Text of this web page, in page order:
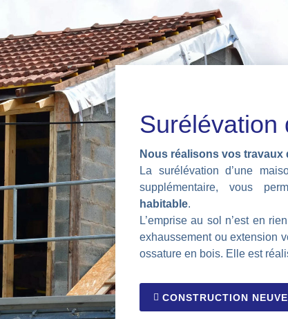
Surélévation
Nous réalisons vos travaux
La surélévation d’une
supplémentaire, vous
habitable.
L’emprise au sol n’est en
exhaussement ou extension
ossature en bois. Elle est
CONSTRUCTION